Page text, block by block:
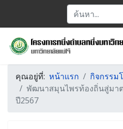
คุณอยู่ที่: หน้าแรก
กิจกรรม
พัฒนาสมุนไพรท้องถิ่นสู่มา
ปี2567